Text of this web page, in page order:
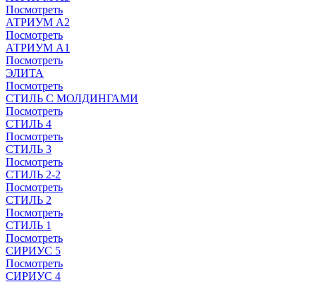
Посмотреть
АТРИУМ A2
Посмотреть
АТРИУМ A1
Посмотреть
ЭЛИТА
Посмотреть
СТИЛЬ С МОЛДИНГАМИ
Посмотреть
СТИЛЬ 4
Посмотреть
СТИЛЬ 3
Посмотреть
СТИЛЬ 2-2
Посмотреть
СТИЛЬ 2
Посмотреть
СТИЛЬ 1
Посмотреть
СИРИУС 5
Посмотреть
СИРИУС 4